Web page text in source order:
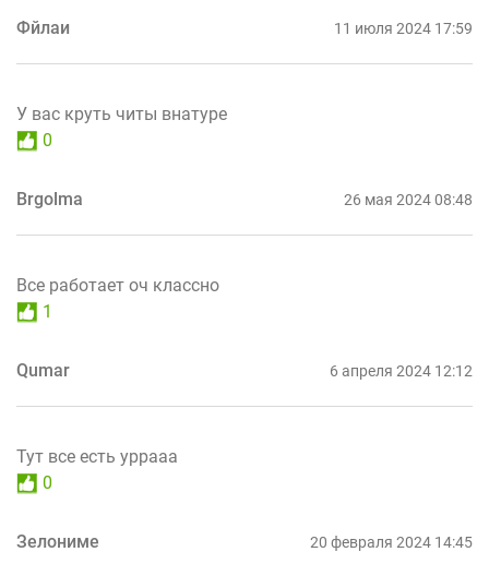
Фйлаи 11 июля 2024 17:59
У вас круть читы внатуре
0
Brgolma 26 мая 2024 08:48
Все работает оч классно
1
Qumar 6 апреля 2024 12:12
Тут все есть уррааа
0
Зелониме 20 февраля 2024 14:45